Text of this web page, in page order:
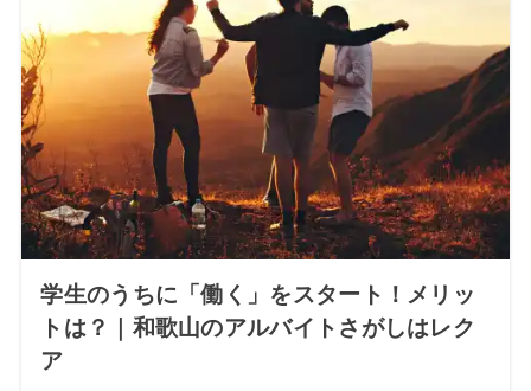
学生のうちに「働く」をスタート！メリッ
トは？｜和歌山のアルバイトさがしはレク
ア